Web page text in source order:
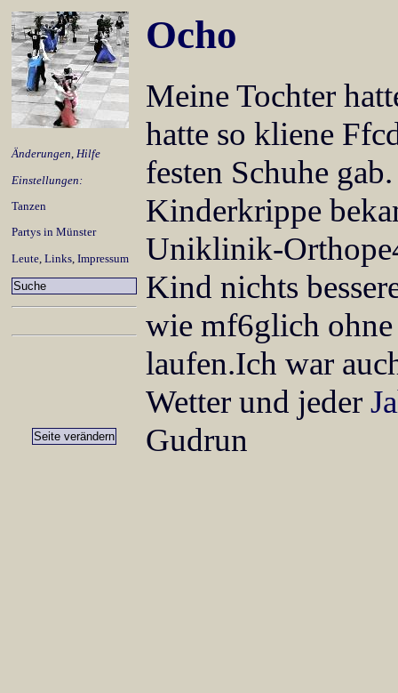
Änderungen, Hilfe
Einstellungen:
Tanzen
Partys in Münster
Leute Links Impressum
Ocho
Meine Tochter
hatte so kliene
festen Schuhe
Kinderkrippe
Uniklinik-
Kind nichts
wie mf6glich ohne
laufen.Ich war
Wetter und jeder
Gudrun